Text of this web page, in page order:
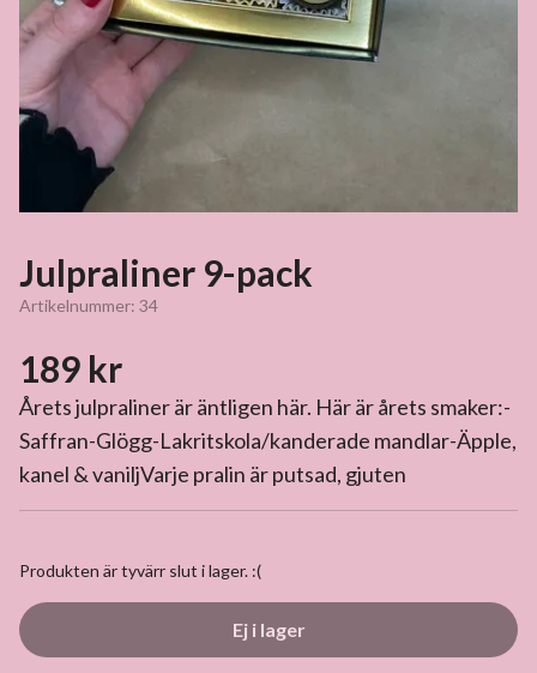
Julpraliner 9-pack
Artikelnummer: 34
189 kr
Årets julpraliner är äntligen här. Här är årets smaker:-
Saffran-Glögg-Lakritskola/kanderade mandlar-Äpple,
kanel & vaniljVarje pralin är putsad, gjuten
Produkten är tyvärr slut i lager. :(
Ej i lager